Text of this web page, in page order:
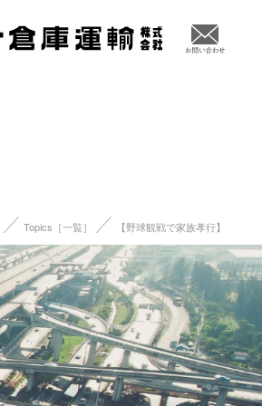
Topics［一覧］ 【野球観戦で家族孝行】